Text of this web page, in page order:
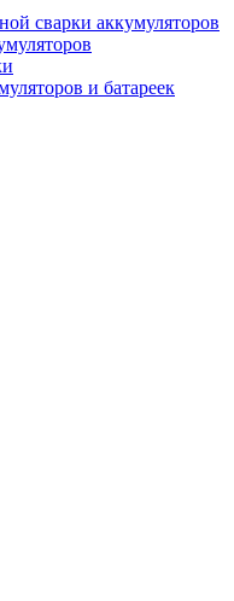
сварки аккумуляторов
и батареек